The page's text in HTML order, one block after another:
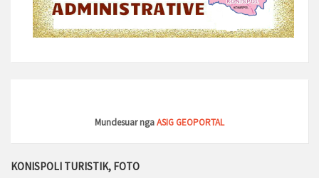
Mundesuar ngaASIG GEOPORTAL
KONISPOLI TURISTIK, FOTO